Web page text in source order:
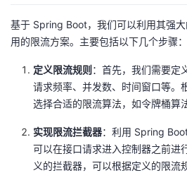
子
直
的
动
我
关
注
我
开
的
Programs
我
基于 Spring Boot，我们可以利用其强
用的限流方案。主要包括以下几个步骤：
定义限流规则 ：首先，我们需要定
请求频率、并发数、时间窗口等。
选择合适的限流算法，如令牌桶算
实现限流拦截器：利用 Spring
可以在接口请求进入控制器之前进
义的拦截器，可以根据定义的限流